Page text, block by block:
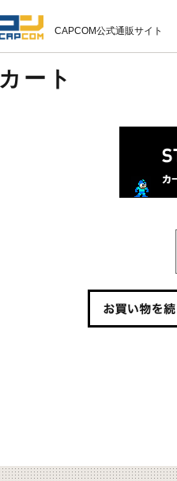
CAPCOM公式通販サイト
カート